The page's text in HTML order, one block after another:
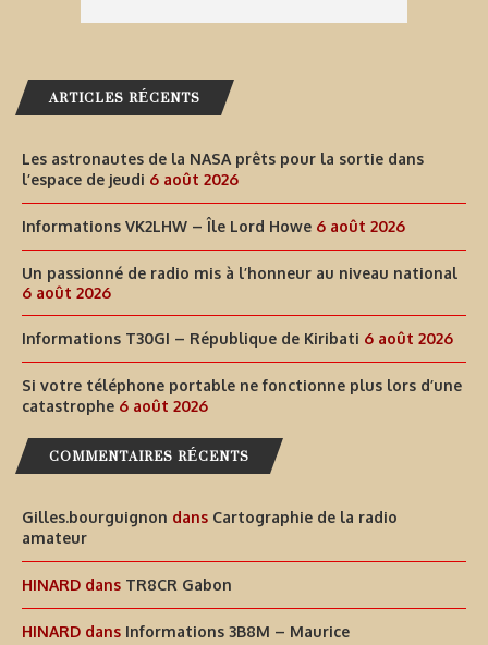
ARTICLES RÉCENTS
Les astronautes de la NASA prêts pour la sortie dans
l’espace de jeudi 6 août 2026
Informations VK2LHW – Île Lord Howe 6 août 2026
Un passionné de radio mis à l’honneur au niveau national
6 août 2026
Informations T30GI – République de Kiribati 6 août 2026
Si votre téléphone portable ne fonctionne plus lors d’une
catastrophe 6 août 2026
COMMENTAIRES RÉCENTS
Gilles.bourguignon dans Cartographie de la radio
amateur
HINARD dans TR8CR Gabon
HINARD dans Informations 3B8M – Maurice